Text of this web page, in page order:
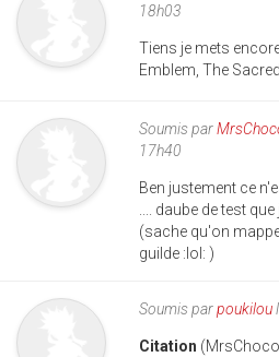
18h03
Tiens je mets
Emblem, The
Soumis par
17h40
Ben justement ce
.... daube de test
(sache qu'on
guilde :lol: )
Soumis parpoukilou
Citation